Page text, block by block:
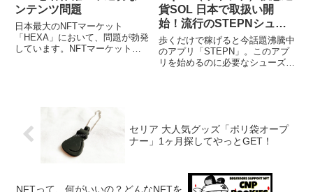
ンテンツ問題
日本最大のNFTマーケット
「HEXA」において、問題が勃発
しています。NFTマーケット
貨SOL 日本で取扱い開
始！流行のSTEPNシュー
ズ購入に
歩くだけで稼げると今話題沸騰中
のアプリ「STEPN」。このアプ
リを始めるのに必要なシューズを
セリア 大人気グッズ「ポリ袋オープ
ナー」1ヶ月探してやっとGET！
NFTって、何がいいの？どんなNFTを